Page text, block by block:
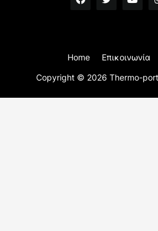
Copyright © 2026 Thermo-
Home Επικοινωνία